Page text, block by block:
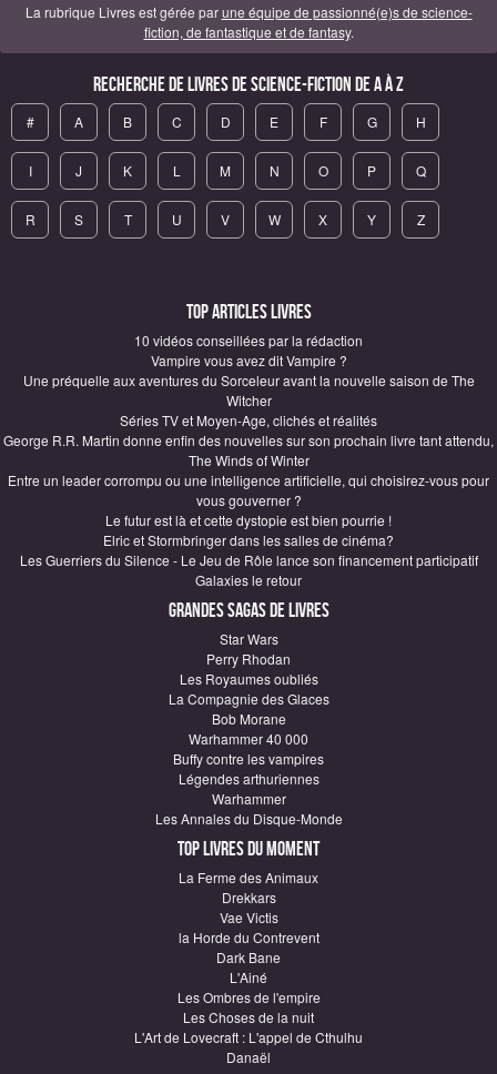
La rubrique Livres est gérée parune équipe de passionné(e)s de science-
fiction, de fantastique et de fantasy.
Recherche de Livres de science-fiction de A à Z
# A B C D E F G H
I J K L M N O P Q
R S T U V W X Y Z
Top articles Livres
10 vidéos conseillées par la rédaction
Vampire vous avez dit Vampire ?
Une préquelle aux aventures du Sorceleur avant la nouvelle saison de The
Witcher
Séries TV et Moyen-Age, clichés et réalités
George R.R. Martin donne enfin des nouvelles sur son prochain livre tant attendu,
The Winds of Winter
Entre un leader corrompu ou une intelligence artificielle, qui choisirez-vous pour
vous gouverner ?
Le futur est là et cette dystopie est bien pourrie !
Elric et Stormbringer dans les salles de cinéma?
Les Guerriers du Silence - Le Jeu de Rôle lance son financement participatif
Galaxies le retour
Grandes sagas de Livres
Star Wars
Perry Rhodan
Les Royaumes oubliés
La Compagnie des Glaces
Bob Morane
Warhammer 40 000
Buffy contre les vampires
Légendes arthuriennes
Warhammer
Les Annales du Disque-Monde
Top Livres du moment
La Ferme des Animaux
Drekkars
Vae Victis
la Horde du Contrevent
Dark Bane
L'Ainé
Les Ombres de l'empire
Les Choses de la nuit
L'Art de Lovecraft : L'appel de Cthulhu
Danaël